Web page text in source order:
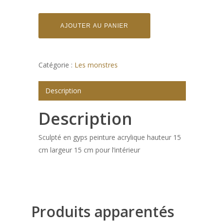
AJOUTER AU PANIER
Catégorie : Les monstres
Description
Description
Sculpté en gyps peinture acrylique hauteur 15
cm largeur 15 cm pour l’intérieur
Produits apparentés